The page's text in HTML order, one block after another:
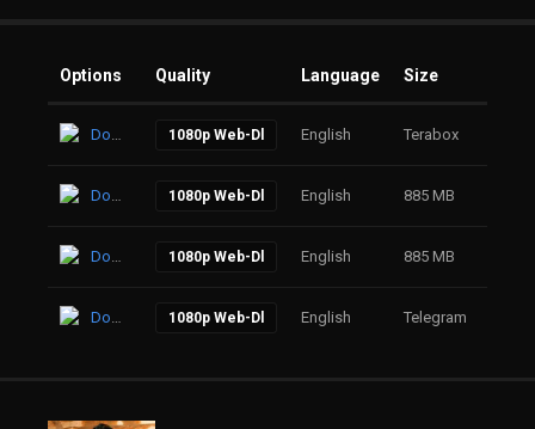
Options Quality Language Size
Download 1080p Web-Dl English Terabox
Download 1080p Web-Dl English 885 MB
Download 1080p Web-Dl English 885 MB
Download 1080p Web-Dl English Telegram